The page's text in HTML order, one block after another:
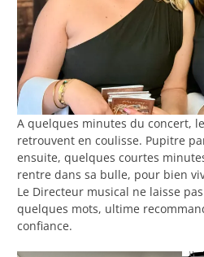
A quelques minutes du concert,
retrouvent en coulisse. Pupitre
ensuite, quelques courtes
rentre dans sa bulle, pour bien
Le Directeur musical ne laisse
quelques mots, ultime
confiance.